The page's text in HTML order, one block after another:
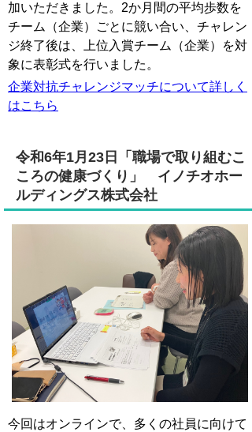
加いただきました。2か月間の平均歩数を
チーム（企業）ごとに競い合い、チャレン
ジ終了後は、上位入賞チーム（企業）を対
象に表彰式を行いました。
企業対抗チャレンジマッチについて詳しく
はこちら
令和6年1月23日「職場で取り組むこ
ころの健康づくり」 イノチオホー
ルディングス株式会社
今回はオンラインで、多くの社員に向けて